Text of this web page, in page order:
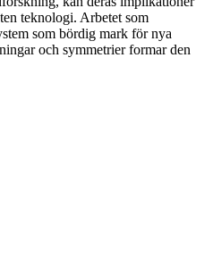
teknologi. Arbetet som
som bördig mark för nya
och symmetrier formar den